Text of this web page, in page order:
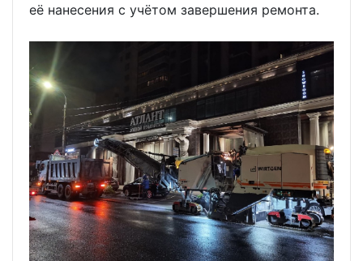
её нанесения с учётом завершения ремонта.